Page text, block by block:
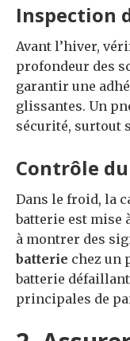
Inspection
Avant l’hiver,
profondeur des
garantir une
glissantes. Un
sécurité, surtout
Contrôle
Dans le froid, la
batterie est mise
à montrer des
batterie chez un
batterie
principales de